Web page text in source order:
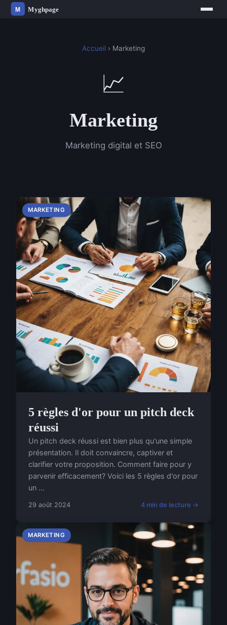
Accueil › Marketing
📈
Marketing
Marketing digital et SEO
MARKETING
5 règles d'or pour un pitch deck
réussi
Un pitch deck réussi est bien plus qu'une simple
présentation. Il doit convaincre, captiver et
clarifier votre proposition. Comment faire pour y
parvenir efficacement? Voici les 5 règles d'or pour
un ...
29 août 2024 4 min de lecture →
MARKETING